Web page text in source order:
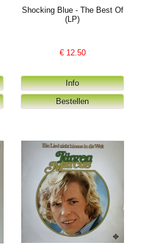
Shocking Blue - The Best Of
(LP)
€ 12.50